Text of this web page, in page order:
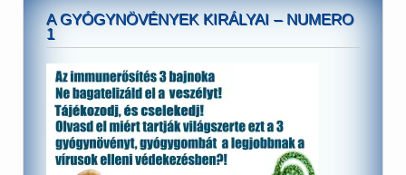
A GYÓGYNÖVÉNYEK KIRÁLYAI – NUMERO
1